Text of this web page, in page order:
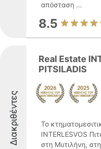
απόσταση ...
8.5
Διακριθέντες
Real Estate
PITSILADIS
Το
INTERLESVOS
στη Μυτιλήνη,